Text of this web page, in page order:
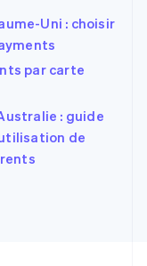
Uni : choisir
par carte
: guide
de